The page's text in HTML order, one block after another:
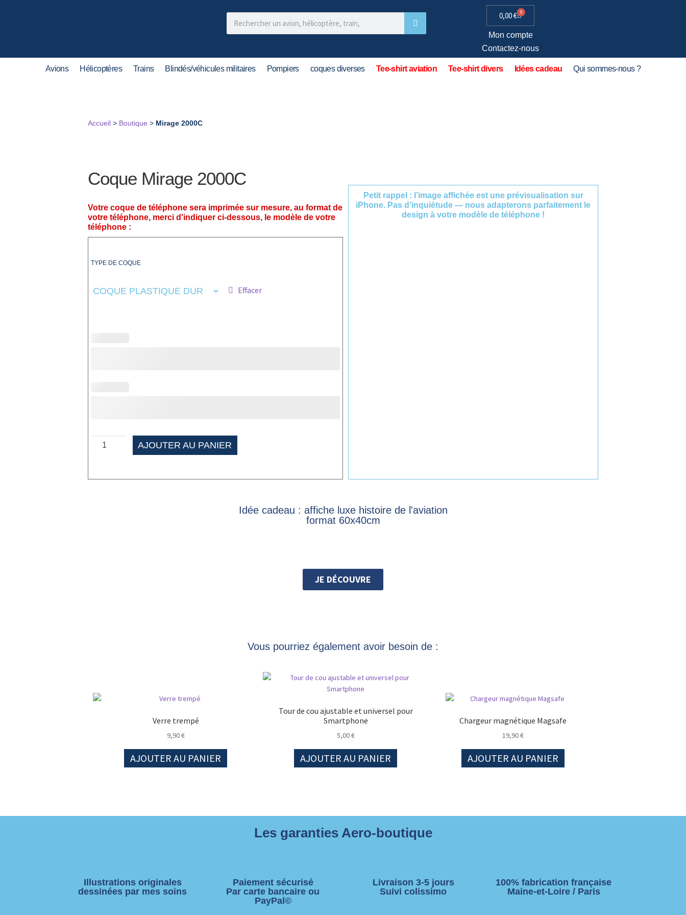
0,00€ 0
Mon compte
Contactez-nous
Avions Hélicoptères Trains Blindés/véhicules militaires Pompiers coques diverses Tee-shirt aviation Tee-shirt divers Idées cadeau Qui sommes-nous ?
Accueil > Boutique > Mirage 2000C
Coque Mirage 2000C
Votre coque de téléphone sera imprimée sur mesure, au format de
votre téléphone, merci d'indiquer ci-dessous, le modèle de votre
téléphone :
TYPE DE COQUE
Effacer
AJOUTER AU PANIER
Petit rappel : l’image affichée est une prévisualisation sur
iPhone. Pas d’inquiétude — nous adapterons parfaitement le
design à votre modèle de téléphone !
Idée cadeau : affiche luxe histoire de l'aviation
format 60x40cm
JE DÉCOUVRE
Vous pourriez également avoir besoin de :
Verre trempé
9,90€
AJOUTER AU PANIER
Tour de cou ajustable et universel pour
Smartphone
5,00€
AJOUTER AU PANIER
Chargeur magnétique Magsafe
19,90€
AJOUTER AU PANIER
Les garanties Aero-boutique
Illustrations originales
dessinées par mes soins
Paiement sécurisé
Par carte bancaire ou
PayPal©
Livraison 3-5 jours
Suivi colissimo
100% fabrication française
Maine-et-Loire / Paris